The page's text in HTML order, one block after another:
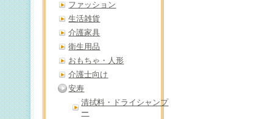
ファッション
生活雑貨
介護家具
衛生用品
おもちゃ・人形
介護士向け
安寿
清拭料・ドライシャンプ
ー